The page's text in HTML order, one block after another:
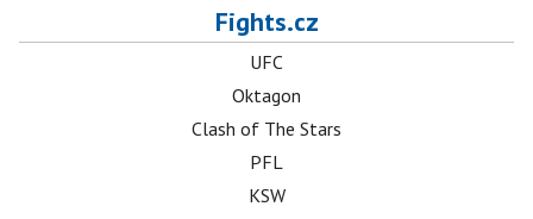
Fights.cz
UFC
Oktagon
Clash of The Stars
PFL
KSW